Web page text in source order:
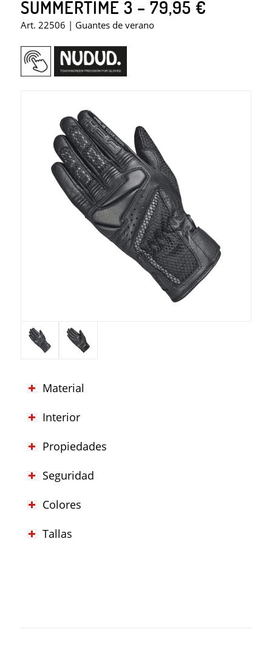
SUMMERTIME 3 – 79,95 €
Art. 22506 | Guantes de verano
Material
Interior
Propiedades
Seguridad
Colores
Tallas